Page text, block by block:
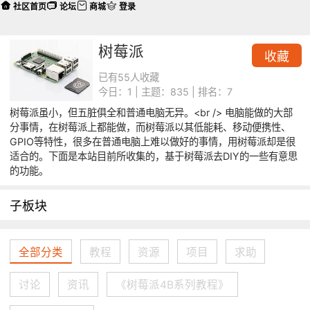
收藏
树莓派
已有55人收藏
今日：1 | 主题：835 | 排名：7
树莓派虽小，但五脏俱全和普通电脑无异。<br /> 电脑能做的大部
分事情，在树莓派上都能做，而树莓派以其低能耗、移动便携性、
GPIO等特性，很多在普通电脑上难以做好的事情，用树莓派却是很
适合的。下面是本站目前所收集的，基于树莓派去DIY的一些有意思
的功能。
子板块
全部分类 教程 资源 项目 求助
讨论 资讯 《树莓派4B系列教程》
社区首页 论坛 商城 登录